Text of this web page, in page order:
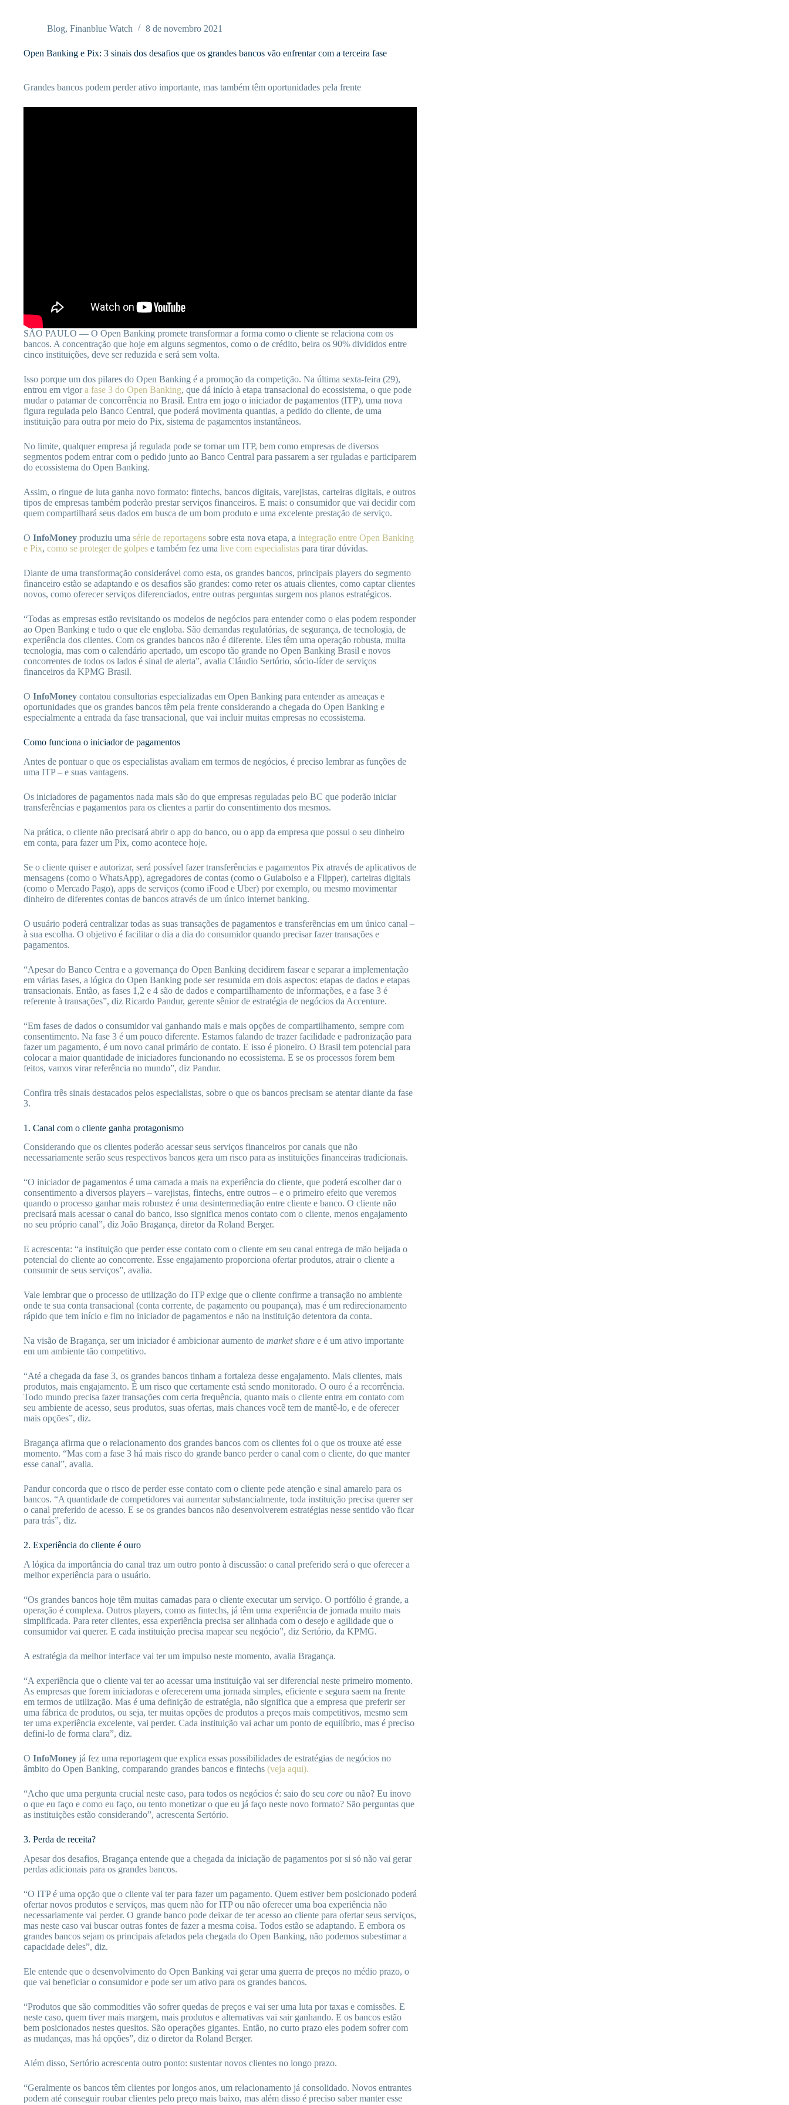
Blog, Finanblue Watch 8 de novembro 2021
Open Banking e Pix: 3 sinais dos desafios que os grandes bancos vão enfrentar com a terceira fase
Grandes bancos podem perder ativo importante, mas também têm oportunidades pela frente
SÃO PAULO — O Open Banking promete transformar a forma como o cliente se relaciona com os
bancos. A concentração que hoje em alguns segmentos, como o de crédito, beira os 90% divididos entre
cinco instituições, deve ser reduzida e será sem volta.
Isso porque um dos pilares do Open Banking é a promoção da competição. Na última sexta-feira (29),
entrou em vigora fase 3 do Open Banking, que dá início à etapa transacional do ecossistema, o que pode
mudar o patamar de concorrência no Brasil. Entra em jogo o iniciador de pagamentos (ITP), uma nova
figura regulada pelo Banco Central, que poderá movimenta quantias, a pedido do cliente, de uma
instituição para outra por meio do Pix, sistema de pagamentos instantâneos.
No limite, qualquer empresa já regulada pode se tornar um ITP, bem como empresas de diversos
segmentos podem entrar com o pedido junto ao Banco Central para passarem a ser rguladas e participarem
do ecossistema do Open Banking.
Assim, o ringue de luta ganha novo formato: fintechs, bancos digitais, varejistas, carteiras digitais, e outros
tipos de empresas também poderão prestar serviços financeiros. E mais: o consumidor que vai decidir com
quem compartilhará seus dados em busca de um bom produto e uma excelente prestação de serviço.
O InfoMoney produziu uma série de reportagens sobre esta nova etapa, a integração entre Open Banking
e Pix, como se proteger de golpes e também fez uma live com especialistas para tirar dúvidas.
Diante de uma transformação considerável como esta, os grandes bancos, principais players do segmento
financeiro estão se adaptando e os desafios são grandes: como reter os atuais clientes, como captar clientes
novos, como oferecer serviços diferenciados, entre outras perguntas surgem nos planos estratégicos.
“Todas as empresas estão revisitando os modelos de negócios para entender como o elas podem responder
ao Open Banking e tudo o que ele engloba. São demandas regulatórias, de segurança, de tecnologia, de
experiência dos clientes. Com os grandes bancos não é diferente. Eles têm uma operação robusta, muita
tecnologia, mas com o calendário apertado, um escopo tão grande no Open Banking Brasil e novos
concorrentes de todos os lados é sinal de alerta”, avalia Cláudio Sertório, sócio-líder de serviços
financeiros da KPMG Brasil.
O InfoMoney contatou consultorias especializadas em Open Banking para entender as ameaças e
oportunidades que os grandes bancos têm pela frente considerando a chegada do Open Banking e
especialmente a entrada da fase transacional, que vai incluir muitas empresas no ecossistema.
Como funciona o iniciador de pagamentos
Antes de pontuar o que os especialistas avaliam em termos de negócios, é preciso lembrar as funções de
uma ITP – e suas vantagens.
Os iniciadores de pagamentos nada mais são do que empresas reguladas pelo BC que poderão iniciar
transferências e pagamentos para os clientes a partir do consentimento dos mesmos.
Na prática, o cliente não precisará abrir o app do banco, ou o app da empresa que possui o seu dinheiro
em conta, para fazer um Pix, como acontece hoje.
Se o cliente quiser e autorizar, será possível fazer transferências e pagamentos Pix através de aplicativos de
mensagens (como o WhatsApp), agregadores de contas (como o Guiabolso e a Flipper), carteiras digitais
(como o Mercado Pago), apps de serviços (como iFood e Uber) por exemplo, ou mesmo movimentar
dinheiro de diferentes contas de bancos através de um único internet banking.
O usuário poderá centralizar todas as suas transações de pagamentos e transferências em um único canal –
à sua escolha. O objetivo é facilitar o dia a dia do consumidor quando precisar fazer transações e
pagamentos.
“Apesar do Banco Centra e a governança do Open Banking decidirem fasear e separar a implementação
em várias fases, a lógica do Open Banking pode ser resumida em dois aspectos: etapas de dados e etapas
transacionais. Então, as fases 1,2 e 4 são de dados e compartilhamento de informações, e a fase 3 é
referente à transações”, diz Ricardo Pandur, gerente sênior de estratégia de negócios da Accenture.
“Em fases de dados o consumidor vai ganhando mais e mais opções de compartilhamento, sempre com
consentimento. Na fase 3 é um pouco diferente. Estamos falando de trazer facilidade e padronização para
fazer um pagamento, é um novo canal primário de contato. E isso é pioneiro. O Brasil tem potencial para
colocar a maior quantidade de iniciadores funcionando no ecossistema. E se os processos forem bem
feitos, vamos virar referência no mundo”, diz Pandur.
Confira três sinais destacados pelos especialistas, sobre o que os bancos precisam se atentar diante da fase
3.
1. Canal com o cliente ganha protagonismo
Considerando que os clientes poderão acessar seus serviços financeiros por canais que não
necessariamente serão seus respectivos bancos gera um risco para as instituições financeiras tradicionais.
“O iniciador de pagamentos é uma camada a mais na experiência do cliente, que poderá escolher dar o
consentimento a diversos players – varejistas, fintechs, entre outros – e o primeiro efeito que veremos
quando o processo ganhar mais robustez é uma desintermediação entre cliente e banco. O cliente não
precisará mais acessar o canal do banco, isso significa menos contato com o cliente, menos engajamento
no seu próprio canal”, diz João Bragança, diretor da Roland Berger.
E acrescenta: “a instituição que perder esse contato com o cliente em seu canal entrega de mão beijada o
potencial do cliente ao concorrente. Esse engajamento proporciona ofertar produtos, atrair o cliente a
consumir de seus serviços”, avalia.
Vale lembrar que o processo de utilização do ITP exige que o cliente confirme a transação no ambiente
onde te sua conta transacional (conta corrente, de pagamento ou poupança), mas é um redirecionamento
rápido que tem início e fim no iniciador de pagamentos e não na instituição detentora da conta.
Na visão de Bragança, ser um iniciador é ambicionar aumento de market share e é um ativo importante
em um ambiente tão competitivo.
“Até a chegada da fase 3, os grandes bancos tinham a fortaleza desse engajamento. Mais clientes, mais
produtos, mais engajamento. É um risco que certamente está sendo monitorado. O ouro é a recorrência.
Todo mundo precisa fazer transações com certa frequência, quanto mais o cliente entra em contato com
seu ambiente de acesso, seus produtos, suas ofertas, mais chances você tem de mantê-lo, e de oferecer
mais opções”, diz.
Bragança afirma que o relacionamento dos grandes bancos com os clientes foi o que os trouxe até esse
momento. “Mas com a fase 3 há mais risco do grande banco perder o canal com o cliente, do que manter
esse canal”, avalia.
Pandur concorda que o risco de perder esse contato com o cliente pede atenção e sinal amarelo para os
bancos. “A quantidade de competidores vai aumentar substancialmente, toda instituição precisa querer ser
o canal preferido de acesso. E se os grandes bancos não desenvolverem estratégias nesse sentido vão ficar
para trás”, diz.
2. Experiência do cliente é ouro
A lógica da importância do canal traz um outro ponto à discussão: o canal preferido será o que oferecer a
melhor experiência para o usuário.
“Os grandes bancos hoje têm muitas camadas para o cliente executar um serviço. O portfólio é grande, a
operação é complexa. Outros players, como as fintechs, já têm uma experiência de jornada muito mais
simplificada. Para reter clientes, essa experiência precisa ser alinhada com o desejo e agilidade que o
consumidor vai querer. E cada instituição precisa mapear seu negócio”, diz Sertório, da KPMG.
A estratégia da melhor interface vai ter um impulso neste momento, avalia Bragança.
“A experiência que o cliente vai ter ao acessar uma instituição vai ser diferencial neste primeiro momento.
As empresas que forem iniciadoras e oferecerem uma jornada simples, eficiente e segura saem na frente
em termos de utilização. Mas é uma definição de estratégia, não significa que a empresa que preferir ser
uma fábrica de produtos, ou seja, ter muitas opções de produtos a preços mais competitivos, mesmo sem
ter uma experiência excelente, vai perder. Cada instituição vai achar um ponto de equilíbrio, mas é preciso
defini-lo de forma clara”, diz.
O InfoMoney já fez uma reportagem que explica essas possibilidades de estratégias de negócios no
âmbito do Open Banking, comparando grandes bancos e fintechs (veja aqui).
“Acho que uma pergunta crucial neste caso, para todos os negócios é: saio do seu core ou não? Eu inovo
o que eu faço e como eu faço, ou tento monetizar o que eu já faço neste novo formato? São perguntas que
as instituições estão considerando”, acrescenta Sertório.
3. Perda de receita?
Apesar dos desafios, Bragança entende que a chegada da iniciação de pagamentos por si só não vai gerar
perdas adicionais para os grandes bancos.
“O ITP é uma opção que o cliente vai ter para fazer um pagamento. Quem estiver bem posicionado poderá
ofertar novos produtos e serviços, mas quem não for ITP ou não oferecer uma boa experiência não
necessariamente vai perder. O grande banco pode deixar de ter acesso ao cliente para ofertar seus serviços,
mas neste caso vai buscar outras fontes de fazer a mesma coisa. Todos estão se adaptando. E embora os
grandes bancos sejam os principais afetados pela chegada do Open Banking, não podemos subestimar a
capacidade deles”, diz.
Ele entende que o desenvolvimento do Open Banking vai gerar uma guerra de preços no médio prazo, o
que vai beneficiar o consumidor e pode ser um ativo para os grandes bancos.
“Produtos que são commodities vão sofrer quedas de preços e vai ser uma luta por taxas e comissões. E
neste caso, quem tiver mais margem, mais produtos e alternativas vai sair ganhando. E os bancos estão
bem posicionados nestes quesitos. São operações gigantes. Então, no curto prazo eles podem sofrer com
as mudanças, mas há opções”, diz o diretor da Roland Berger.
Além disso, Sertório acrescenta outro ponto: sustentar novos clientes no longo prazo.
“Geralmente os bancos têm clientes por longos anos, um relacionamento já consolidado. Novos entrantes
podem até conseguir roubar clientes pelo preço mais baixo, mas além disso é preciso saber manter esse